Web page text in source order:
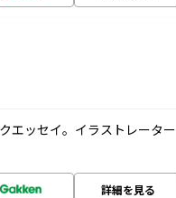
エッセイ。イラストレーター
詳細を見る